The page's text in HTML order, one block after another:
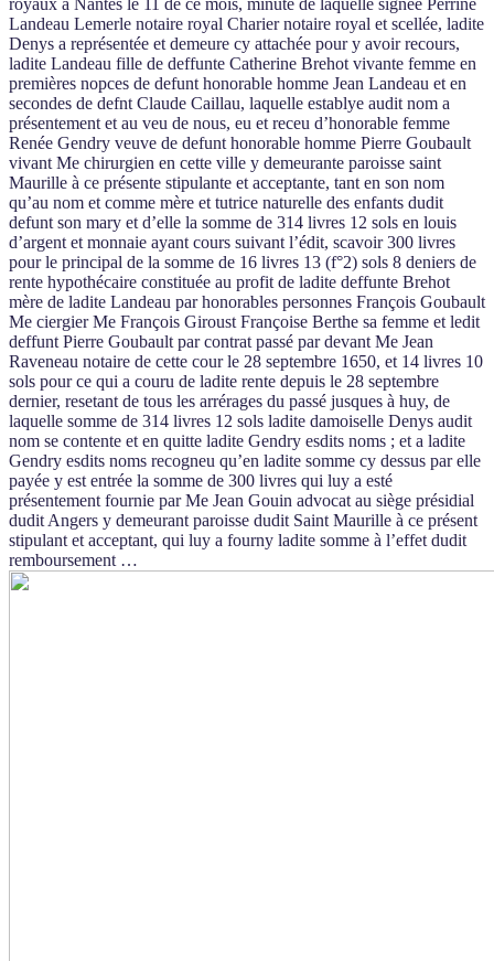
Landeau Lemerle notaire royal Charier notaire royal et scellée, ladite
Denys a représentée et demeure cy attachée pour y avoir recours,
ladite Landeau fille de deffunte Catherine Brehot vivante femme en
premières nopces de defunt honorable homme Jean Landeau et en
secondes de defnt Claude Caillau, laquelle establye audit nom a
présentement et au veu de nous, eu et receu d’honorable femme
Renée Gendry veuve de defunt honorable homme Pierre Goubault
vivant Me chirurgien en cette ville y demeurante paroisse saint
Maurille à ce présente stipulante et acceptante, tant en son nom
qu’au nom et comme mère et tutrice naturelle des enfants dudit
defunt son mary et d’elle la somme de 314 livres 12 sols en louis
d’argent et monnaie ayant cours suivant l’édit, scavoir 300 livres
pour le principal de la somme de 16 livres 13 (f°2) sols 8 deniers de
rente hypothécaire constituée au profit de ladite deffunte Brehot
mère de ladite Landeau par honorables personnes François Goubault
Me ciergier Me François Giroust Françoise Berthe sa femme et ledit
deffunt Pierre Goubault par contrat passé par devant Me Jean
Raveneau notaire de cette cour le 28 septembre 1650, et 14 livres 10
sols pour ce qui a couru de ladite rente depuis le 28 septembre
dernier, resetant de tous les arrérages du passé jusques à huy, de
laquelle somme de 314 livres 12 sols ladite damoiselle Denys audit
nom se contente et en quitte ladite Gendry esdits noms ; et a ladite
Gendry esdits noms recogneu qu’en ladite somme cy dessus par elle
payée y est entrée la somme de 300 livres qui luy a esté
présentement fournie par Me Jean Gouin advocat au siège présidial
dudit Angers y demeurant paroisse dudit Saint Maurille à ce présent
stipulant et acceptant, qui luy a fourny ladite somme à l’effet dudit
remboursement …